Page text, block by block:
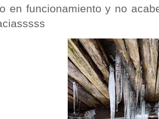
en funcionamiento y no